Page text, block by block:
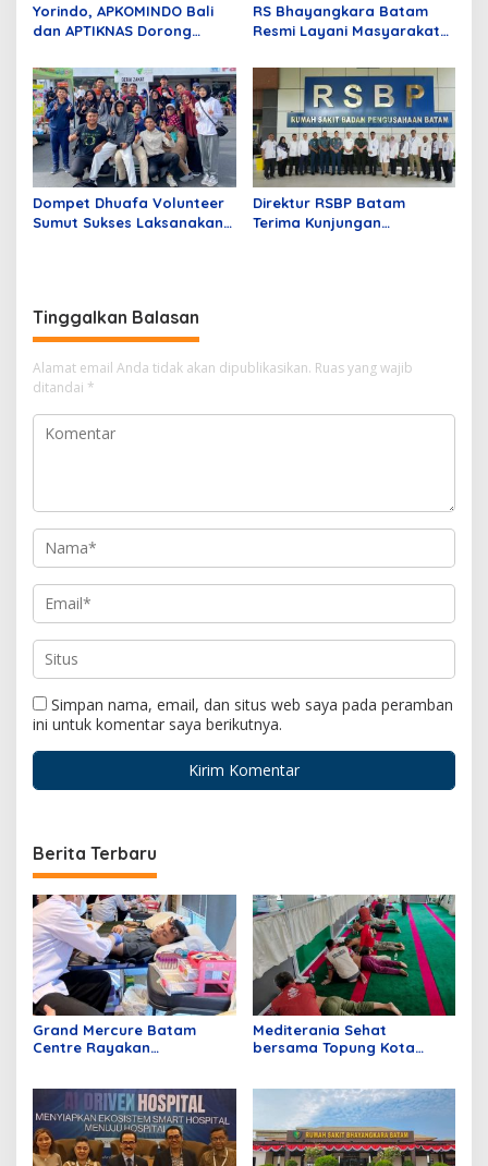
Yorindo, APKOMINDO Bali
dan APTIKNAS Dorong
Sakit dengan Fondasi
Regulasi; Infrastruktur dan
AI yang Aman
RS Bhayangkara Batam
Resmi Layani Masyarakat
Lengkap
Dompet Dhuafa Volunteer
Sumut Sukses Laksanakan
Direktur RSBP Batam
Terima Kunjungan
Tinggalkan Balasan
Alamat email Anda tidak akan dipublikasikan. Ruas yang wajib
ditandai *
Simpan nama, email, dan situs web saya pada peramban
ini untuk komentar saya berikutnya.
Berita Terbaru
Grand Mercure Batam
Centre Rayakan
Kumpulkan 40 Kantong
Darah
Mediterania Sehat
bersama Topung Kota